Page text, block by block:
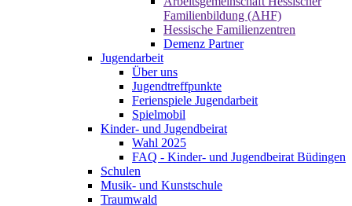
Familienbildung (AHF)
Hessische Familienzentren
Demenz Partner
Jugendarbeit
Über uns
Jugendtreffpunkte
Ferienspiele Jugendarbeit
Spielmobil
Kinder- und Jugendbeirat
Wahl 2025
FAQ - Kinder- und Jugendbeirat Büdingen
Schulen
Musik- und Kunstschule
Traumwald